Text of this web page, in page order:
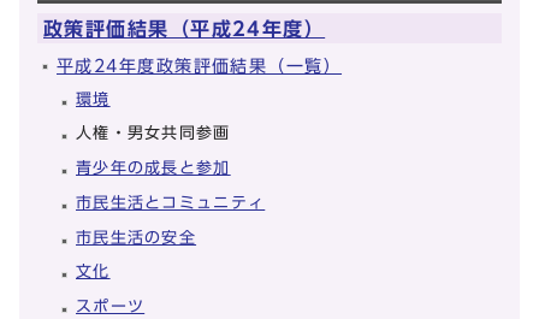
政策評価結果（平成24年度）
平成24年度政策評価結果（一覧）
環境
人権・男女共同参画
青少年の成長と参加
市民生活とコミュニティ
市民生活の安全
文化
スポーツ